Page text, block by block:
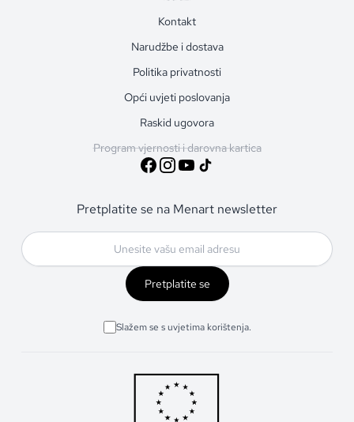
Kontakt
Narudžbe i dostava
Politika privatnosti
Opći uvjeti poslovanja
Raskid ugovora
Program vjernosti i darovna kartica
Pretplatite se na Menart newsletter
Pretplatite se
Slažem se s uvjetima korištenja.